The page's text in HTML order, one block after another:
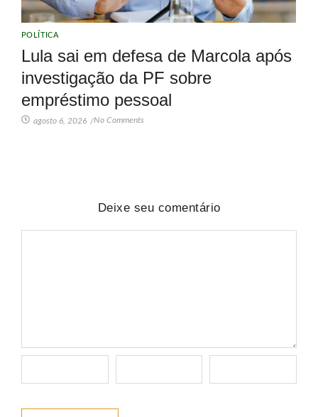
POLÍTICA
Lula sai em defesa de Marcola após
investigação da PF sobre
empréstimo pessoal
agosto 6, 2026 /No Comments
Deixe seu comentário